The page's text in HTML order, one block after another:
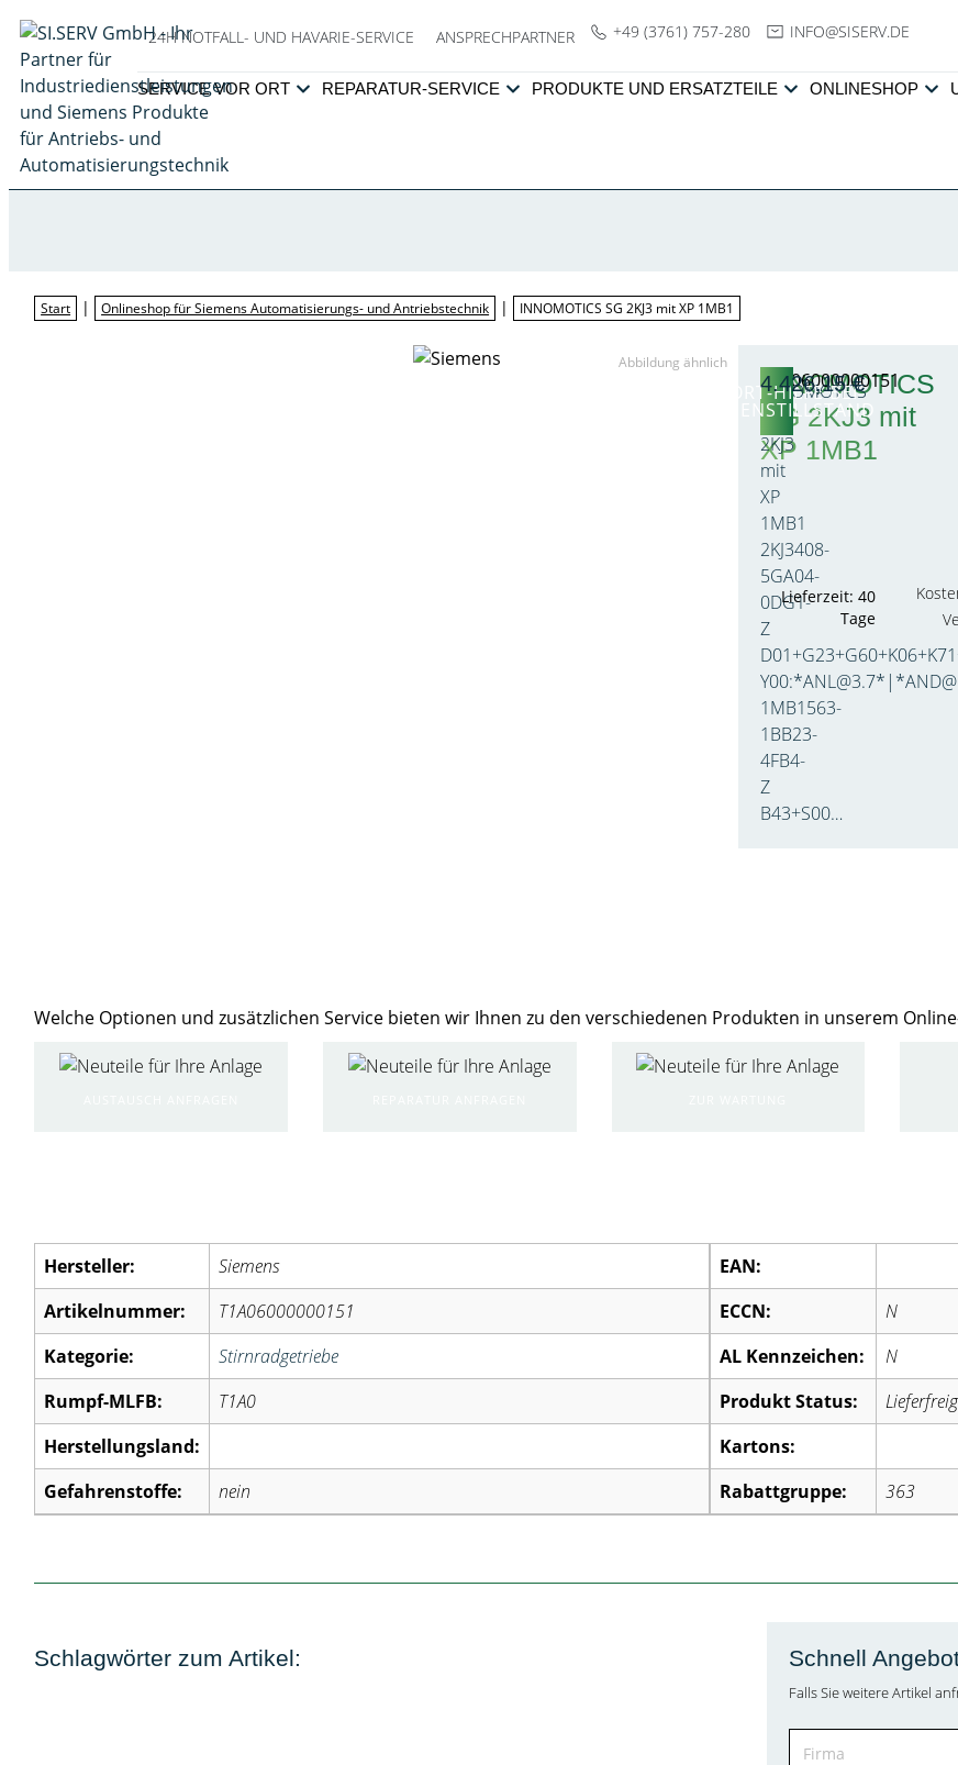
24H NOTFALL- UND HAVARIE-SERVICE ANSPRECHPARTNER +49 (3761) 757-280 ED.VRE
SIS@OF
NI
SERVICE VOR ORT REPARATUR-SERVICE PRODUKTE UND ERSATZTEILE ONLINESHOP
Start | Onlineshop für Siemens Automatisierungs- und Antriebstechnik | INNOMOTICS SG 2KJ3 mit XP 1MB1
Abbildung ähnlich
INNOMOTICS
SG 2KJ3 mit
XP 1MB1
T1A06000000151
INNOMOTICS
SG
2KJ3
mit
XP
1MB1
2KJ3408-
5GA04-
0DG1-
Z
1MB1563-
1BB23-
4FB4-
Z
B43+S00…
SOFORT-HILFE BEI
ANLAGENSTILLSTAND
4.426,15€
Lieferzeit: 40
Tage
Welche Optionen und zusätzlichen Service bieten wir Ihnen zu den verschiedenen Produkten in unserem
Hersteller:
Siemens
Artikelnummer:
T1A06000000151
Kategorie:
Stirnradgetriebe
Rumpf-MLFB:
T1A0
Herstellungsland:
Gefahrenstoffe:
nein
EAN:
ECCN:
N
AL Kennzeichen:
N
Produkt Status:
Kartons:
Rabattgruppe:
363
Schlagwörter zum Artikel: Schnell
Falls Sie weitere Artikel